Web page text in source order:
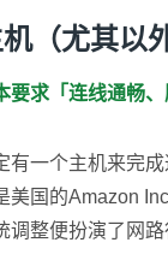
（尤其以
求「连线通畅、
有一个主机来完
美国的Amazon
整便扮演了网路